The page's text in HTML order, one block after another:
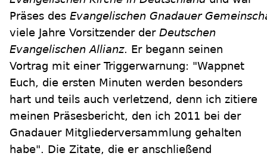
Präses des Evangelischen Gnadauer
viele Jahre Vorsitzender der Deutschen
Evangelischen Allianz. Er begann seinen
Vortrag mit einer Triggerwarnung: "Wappnet
Euch, die ersten Minuten werden besonders
hart und teils auch verletzend, denn ich zitiere
meinen Präsesbericht, den ich 2011 bei der
Gnadauer Mitgliederversammlung gehalten
habe". Die Zitate, die er anschließend